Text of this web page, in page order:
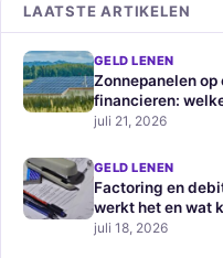
LAATSTE ARTIKELEN
GELD LENEN
Zonnepanelen
financieren:
juli 21, 2026
GELD LENEN
Factoring en
werkt het en wat
juli 18, 2026